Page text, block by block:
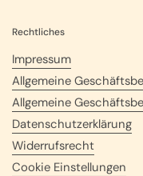
Rechtliches
Impressum
Allgemeine
Allgemeine
Datenschutzerklärung
Widerrufsrecht
Cookie Einstellungen